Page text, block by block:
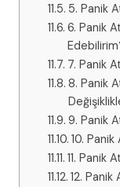
5. Panik
6. Panik
7. Panik
8. Panik
9. Panik
10. Panik
11. Panik
12.